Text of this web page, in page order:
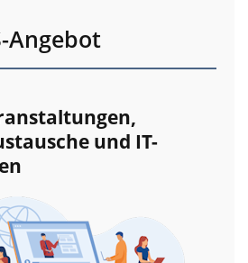
Angebot
und IT-